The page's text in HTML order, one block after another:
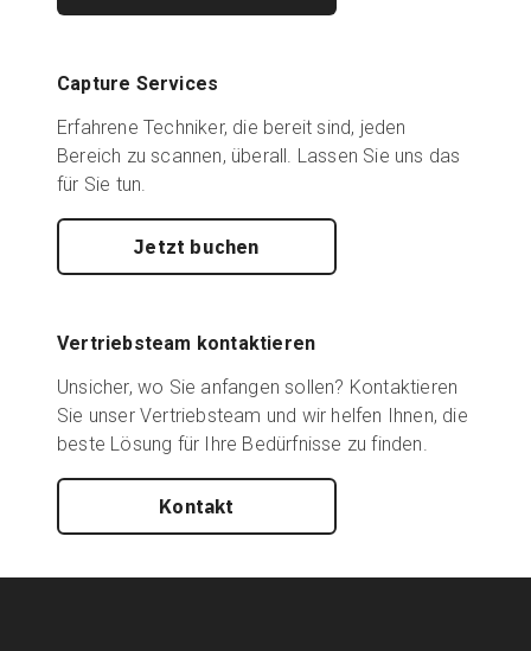
Vertrieb:+49 6956 608908
DE
Capture Services
Erfahrene Techniker, die bereit sind, jeden
Bereich zu scannen, überall. Lassen Sie uns das
für Sie tun.
Jetzt buchen
Vertriebsteam kontaktieren
Unsicher, wo Sie anfangen sollen? Kontaktieren
Sie unser Vertriebsteam und wir helfen Ihnen, die
beste Lösung für Ihre Bedürfnisse zu finden.
Kontakt